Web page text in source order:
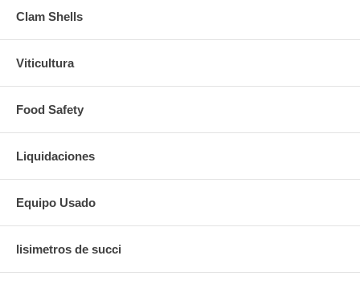
Clam Shells
Viticultura
Food Safety
Liquidaciones
Equipo Usado
lisimetros de succi